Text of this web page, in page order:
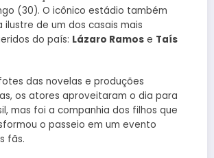
(30). O icônico estádio também
ilustre de um dos casais mais
do país: Lázaro Ramos e Taís
das novelas e produções
os atores aproveitaram o dia para
mas foi a companhia dos filhos que
o passeio em um evento
fãs.